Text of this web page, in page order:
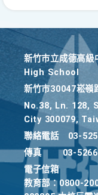
新竹巿立成德高
High School
新竹巿30047崧嶺
No.38, Ln. 128,
City 300079,
聯絡電話
03-
傳真
03-
電子信箱
教育部：0800-